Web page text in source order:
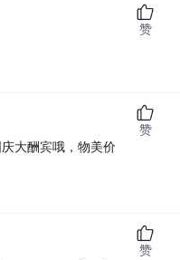
赞
大酬宾哦，物美价
赞
赞